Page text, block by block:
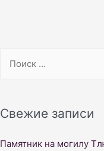
r
h
Свежие записи
Памятник на могилу